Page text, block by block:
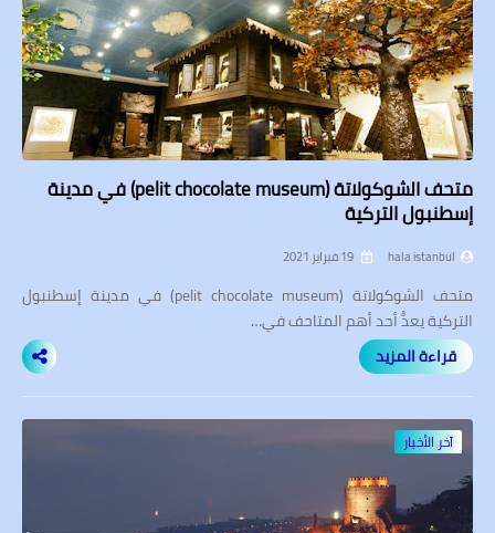
متحف الشوكولاتة (pelit chocolate museum) في مدينة
إسطنبول التركية
hala istanbul
متحف الشوكولاتة (pelit chocolate museum) في مدينة إسطنبول
التركية يعدُّ أحد أهم المتاحف في…
قراءة المزيد
آخر الأخبار